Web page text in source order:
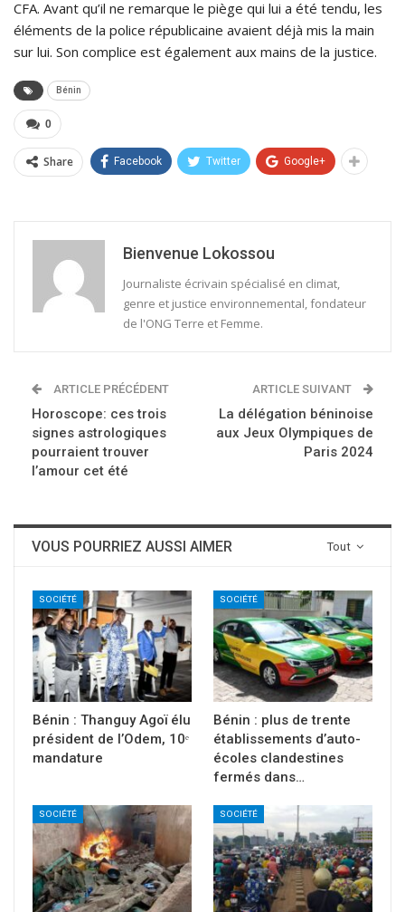
CFA. Avant qu’il ne remarque le piège qui lui a été tendu, les
éléments de la police républicaine avaient déjà mis la main
sur lui. Son complice est également aux mains de la justice.
Bénin
0
Share Facebook Twitter Google+
Bienvenue Lokossou
Journaliste écrivain spécialisé en climat,
genre et justice environnemental, fondateur
de l'ONG Terre et Femme.
ARTICLE PRÉCÉDENT
Horoscope: ces trois
signes astrologiques
pourraient trouver
l’amour cet été
ARTICLE SUIVANT
La délégation béninoise
aux Jeux Olympiques de
Paris 2024
Tout
VOUS POURRIEZ AUSSI AIMER
SOCIÉTÉ
Bénin : Thanguy Agoï élu
président de l’Odem, 10ᵉ
mandature
SOCIÉTÉ
Bénin : plus de trente
établissements d’auto-
écoles clandestines
fermés dans…
SOCIÉTÉ SOCIÉTÉ